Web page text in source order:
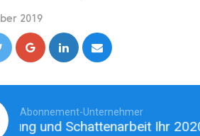
2019
Abonnement-Unternehmer
und Schattenarbeit Ihr 2020